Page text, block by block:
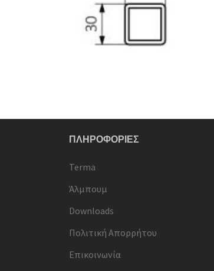
ΠΛΗΡΟΦΟΡΙΕΣ
Terma
Άλμπουμ
Downloads
Πολιτική Απορρήτου
Επικοινωνία